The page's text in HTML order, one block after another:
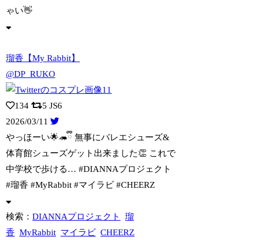
ゃい👋
瑠香【My Rabbit】
@DP_RUKO
134 5 JS6
2026/03/11
やっほーい🌟🦔ྀི 無事にバレエシューズ&
体育館シューズゲット出来ました👏 これで
中学校で歩ける… #DIANNAプロジェクト
#瑠香 #MyRabbit #マイラビ #CHEERZ
検索：DIANNAプロジェクト
瑠
香 MyRabbit マイラビ CHEERZ